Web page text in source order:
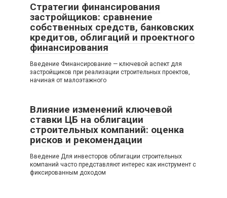
Стратегии финансирования
застройщиков: сравнение
собственных средств, банковских
кредитов, облигаций и проектного
финансирования
Введение Финансирование — ключевой аспект для
застройщиков при реализации строительных проектов,
начиная от малоэтажного
Влияние изменений ключевой
ставки ЦБ на облигации
строительных компаний: оценка
рисков и рекомендации
Введение Для инвесторов облигации строительных
компаний часто представляют интерес как инструмент с
фиксированным доходом